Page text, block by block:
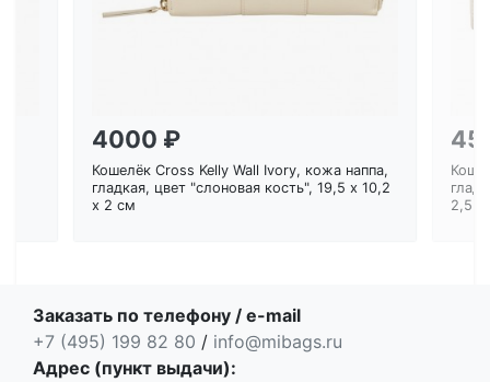
4000 ₽
Кошелёк Cross Kelly Wall Ivory, кожа наппа,
гладкая, цвет "слоновая кость", 19,5 x 10,2
x 2 см
2,5
Заказать по телефону / e-mail
+7 (495) 199 82 80 / info@mibags.ru
Адрес (пункт выдачи):